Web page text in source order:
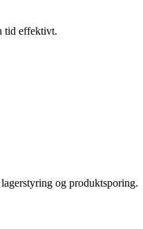
tid effektivt.
og produktsporing.